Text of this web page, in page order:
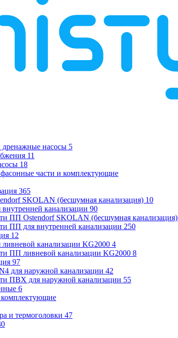
насосы 5
11
18
части и комплектующие
365
SKOLAN (бесшумная канализация) 10
канализации 90
ПП Ostendorf SKOLAN (бесшумная канализация)
ПП для внутренней канализации 250
12
канализации KG2000 4
ПП ливневой канализации KG2000 8
97
для наружной канализации 42
ПВХ для наружной канализации 55
6
комплектующие
и термоголовки 47